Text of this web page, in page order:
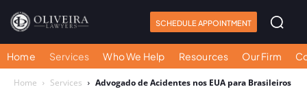
SCHEDULE APPOINTMENT
Home Services Who We Help Resources Our Firm
Home Services Advogado de Acidentes nos EUA para Brasileiros